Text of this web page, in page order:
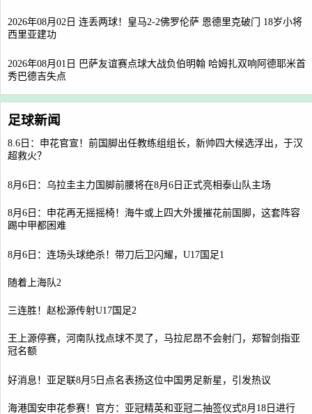
2026年08月02日 连丢两球！皇马2-2佛罗伦萨 恩德里克破门 18岁小将
西里亚建功
2026年08月01日 巴萨友谊赛点球大战负伯明翰 哈姆扎双响阿德耶米首
秀巴德吉失点
足球新闻
8.6日：申花官宣！前国脚出任教练组组长，新帅四大候选浮出，于汉
超救火？
8月6日：乌拉圭主力国脚前腰将在8月6日正式亮相泰山队主场
8月6日：申花再无摇摇椅！海牛或上四大外援摧花前国脚，这套阵容
踢中甲都困难
8月6日：连场头球绝杀！带刀后卫闪耀，U17国足1
随着上海队2
三连胜！赵松源传射U17国足2
王上源停赛，河南队找点球不灵了，马拉尼昂不会射门，郑智剑指亚
冠名额
好消息！亚足联8月5日点名表扬这位中国男足新星，引发热议
海港国安申花参赛！官方：亚冠精英和亚冠二抽签仪式8月18日进行